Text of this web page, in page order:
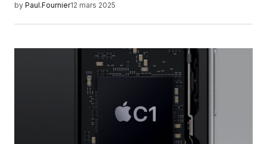
by Paul.Fournier12 mars 2025